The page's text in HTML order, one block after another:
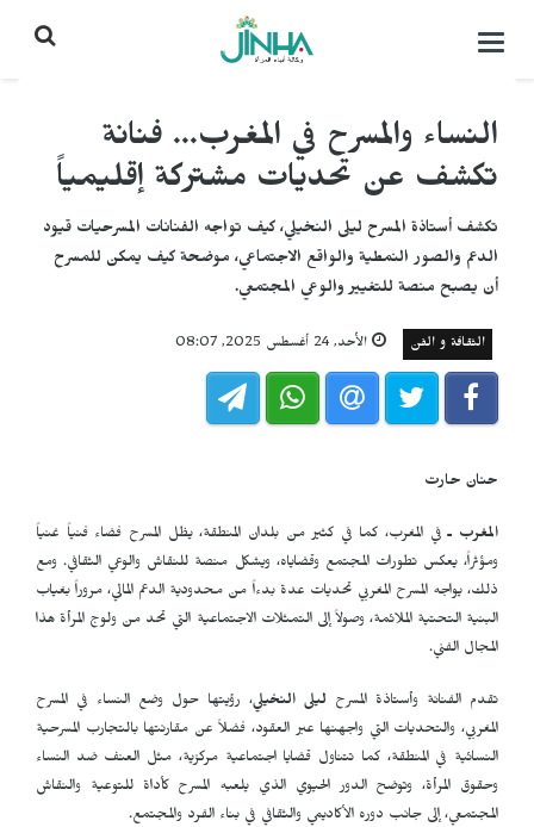
التحكم
النساء والمسرح في المغرب... فنانة
تكشف عن تحديات مشتركة إقليمياً
تكشف أستاذة المسرح ليلى النخيلي، كيف تواجه الفنانات المسرحيات قيود
الدعم والصور النمطية والواقع الاجتماعي، موضحة كيف يمكن للمسرح
أن يصبح منصة للتغيير والوعي المجتمعي.
الثقافة و الفن الأحد, 24 أغسطس 2025, 08:07
حنان حارت
المغرب ـ في المغرب، كما في كثير من بلدان المنطقة، يظل المسرح فضاء فنياً غنياً
ومؤثراً، يعكس تطورات المجتمع وقضاياه، ويشكل منصة للنقاش والوعي الثقافي. ومع
ذلك، يواجه المسرح المغربي تحديات عدة بدءاً من محدودية الدعم المالي، مروراً بغياب
البنية التحتية الملائمة، وصولاً إلى التمثلات الاجتماعية التي تحد من ولوج المرأة هذا
المجال الفني.
تقدم الفنانة وأستاذة المسرح ليلى النخيلي، رؤيتها حول وضع النساء في المسرح
المغربي، والتحديات التي واجهنها عبر العقود، فضلاً عن مقارنتها بالتجارب المسرحية
النسائية في المنطقة، كما تتناول قضايا اجتماعية مركزية، مثل العنف ضد النساء
وحقوق المرأة، وتوضح الدور الحيوي الذي يلعبه المسرح كأداة للتوعية والنقاش
المجتمعي، إلى جانب دوره الأكاديمي والثقافي في بناء الفرد والمجتمع.